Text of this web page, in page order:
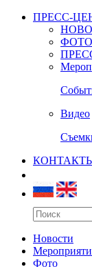
ПРЕСС-
ФОТО
Видео
Новости
Фото